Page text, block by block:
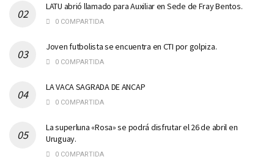
LATU abrió llamado para Auxiliar en Sede de Fray Bentos.
0 COMPARTIDA
Joven futbolista se encuentra en CTI por golpiza.
0 COMPARTIDA
LA VACA SAGRADA DE ANCAP
0 COMPARTIDA
La superluna «Rosa» se podrá disfrutar el 26 de abril en
Uruguay.
0 COMPARTIDA